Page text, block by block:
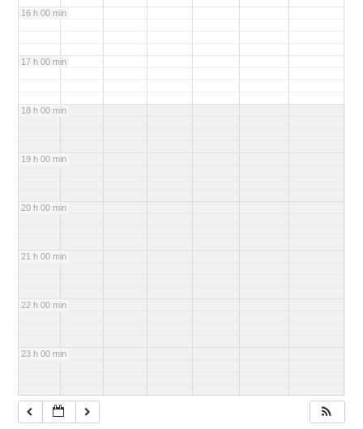
16 h 00 min
17 h 00 min
18 h 00 min
19 h 00 min
20 h 00 min
21 h 00 min
22 h 00 min
23 h 00 min